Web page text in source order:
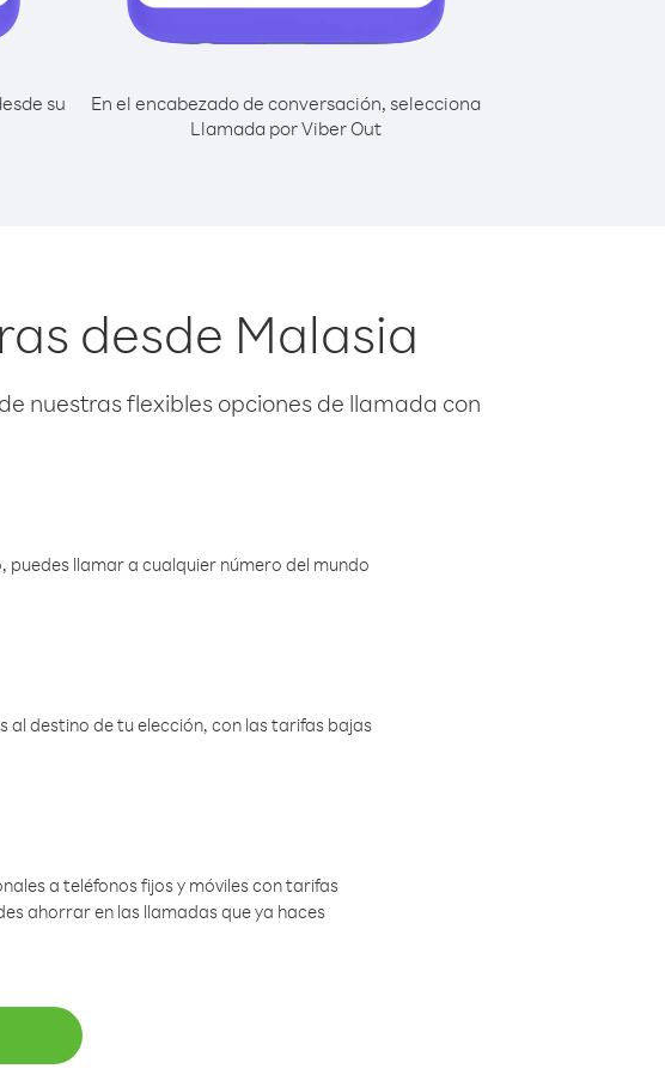
su
En el encabezado de conversación, selecciona
Llamada por Viber Out
desde Malasia
nuestras flexibles opciones de llamada con
llamar a cualquier número del mundo
al destino de tu elección, con las tarifas bajas
a teléfonos fijos y móviles con tarifas
ahorrar en las llamadas que ya haces